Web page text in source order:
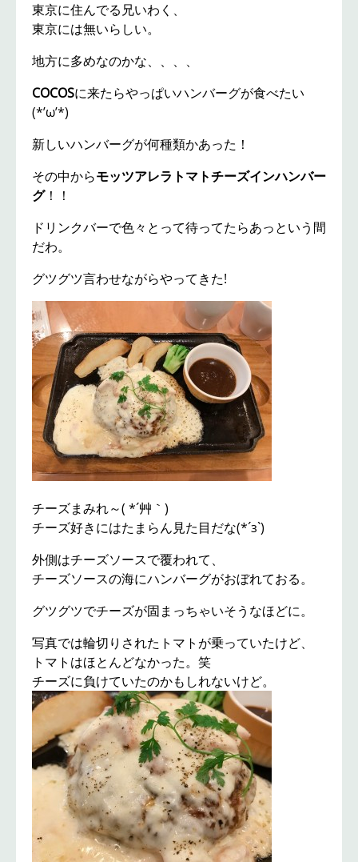
東京に住んでる兄いわく、
東京には無いらしい。
地方に多めなのかな、、、、
COCOSに来たらやっぱいハンバーグが食べたい
(*’ω’*)
新しいハンバーグが何種類かあった！
その中からモッツアレラトマトチーズインハンバー
グ！！
ドリンクバーで色々とって待ってたらあっという間
だわ。
グツグツ言わせながらやってきた!
チーズまみれ～( *´艸｀)
チーズ好きにはたまらん見た目だな(*´з`)
外側はチーズソースで覆われて、
チーズソースの海にハンバーグがおぼれておる。
グツグツでチーズが固まっちゃいそうなほどに。
写真では輪切りされたトマトが乗っていたけど、
トマトはほとんどなかった。笑
チーズに負けていたのかもしれないけど。